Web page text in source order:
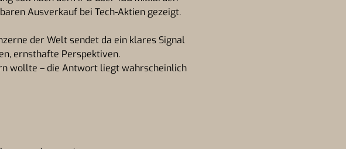
Ausverkauf bei Tech-Aktien gezeigt.
der Welt sendet da ein klares Signal
ernsthafte Perspektiven.
wollte – die Antwort liegt wahrscheinlich